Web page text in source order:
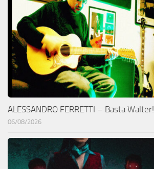
ALESSANDRO FERRETTI – Basta Walter!
06/08/2026